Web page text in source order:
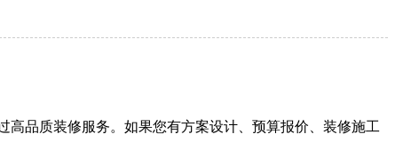
高品质装修服务。如果您有方案设计、预算报价、装修施工